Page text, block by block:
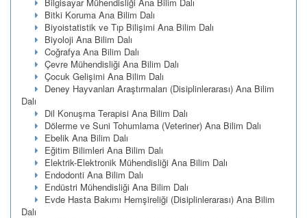
Bilgisayar Mühendisliği Ana Bilim Dalı
Bitki Koruma Ana Bilim Dalı
Biyoistatistik ve Tıp Bilişimi Ana Bilim Dalı
Biyoloji Ana Bilim Dalı
Coğrafya Ana Bilim Dalı
Çevre Mühendisliği Ana Bilim Dalı
Çocuk Gelişimi Ana Bilim Dalı
Deney Hayvanları Araştırmaları (Disiplinlerarası) Ana Bilim
Dalı
Dil Konuşma Terapisi Ana Bilim Dalı
Dölerme ve Suni Tohumlama (Veteriner) Ana Bilim Dalı
Ebelik Ana Bilim Dalı
Eğitim Bilimleri Ana Bilim Dalı
Elektrik-Elektronik Mühendisliği Ana Bilim Dalı
Endodonti Ana Bilim Dalı
Endüstri Mühendisliği Ana Bilim Dalı
Evde Hasta Bakımı Hemşireliği (Disiplinlerarası) Ana Bilim
Dalı